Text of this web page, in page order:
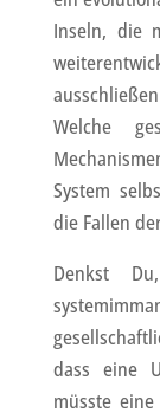
Inseln, die
Welche
System
die Fallen
Denkst
dass eine
müsste